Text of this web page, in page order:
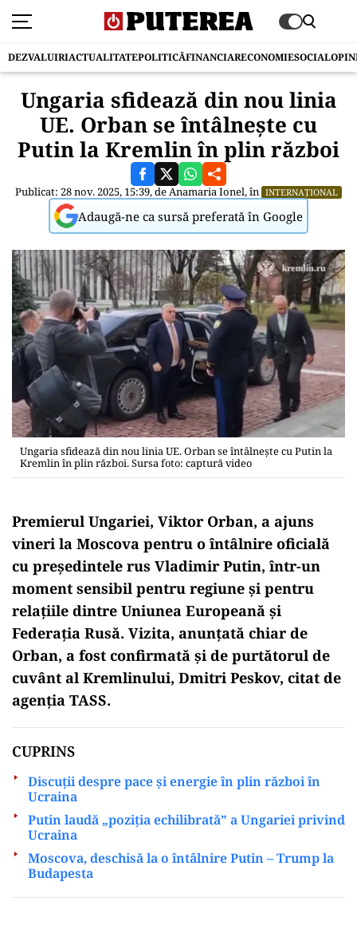
DEZVALUIRIACTUALITATEPOLITICĂFINANCIARECONOMIESOCIAL
Ungaria sfidează din nou linia
UE. Orban se întâlnește cu
Putin la Kremlin în plin război
Publicat: 28 nov. 2025, 15:39, deAnamaria Ionel, în INTERNAȚIONAL
Adaugă-ne ca sursă preferată în Google
Ungaria sfidează din nou linia UE. Orban se întâlnește cu Putin la
Kremlin în plin război. Sursa foto: captură video
Premierul Ungariei, Viktor Orban, a ajuns
vineri la Moscova pentru o întâlnire oficială
cu președintele rus Vladimir Putin, într-un
moment sensibil pentru regiune și pentru
relațiile dintre Uniunea Europeană și
Federația Rusă. Vizita, anunțată chiar de
Orban, a fost confirmată și de purtătorul de
cuvânt al Kremlinului, Dmitri Peskov, citat de
agenția TASS.
CUPRINS
Discuții despre pace și energie în plin război în
Ucraina
Putin laudă „poziția echilibrată” a Ungariei privind
Ucraina
Moscova, deschisă la o întâlnire Putin – Trump la
Budapesta